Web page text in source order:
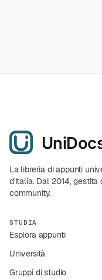
La libreria di appunti
d'Italia. Dal 2014,
community.
STUDIA
Esplora appunti
Università
Gruppi di studio